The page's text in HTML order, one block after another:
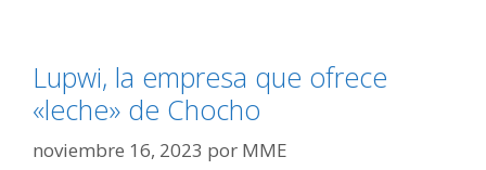
Lupwi, la empresa que ofrece
«leche» de Chocho
noviembre 16, 2023 por MME